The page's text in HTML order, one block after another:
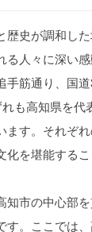
史が調和し
る人々に深い
手筋通り、国
も高知県を代
ます。それぞ
化を堪能するこ
市の中心部
す。ここでは